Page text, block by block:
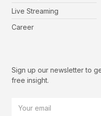
Live Streaming
Career
Sign up our newsletter to
free insight.